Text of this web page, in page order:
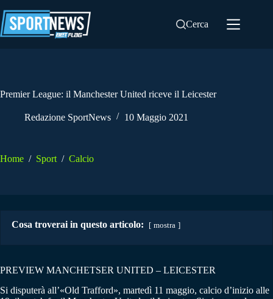
al
contenuto
Cerca
Premier League: il Manchester United riceve il Leicester
Redazione SportNews 10 Maggio 2021
Home / Sport / Calcio
Cosa troverai in questo articolo: mostra
PREVIEW MANCHETSER UNITED – LEICESTER
Si disputerà all’«Old Trafford», martedì 11 maggio, calcio d’inizio alle